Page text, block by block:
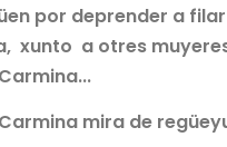
por deprender a
xunto a otres
Carmina mira de